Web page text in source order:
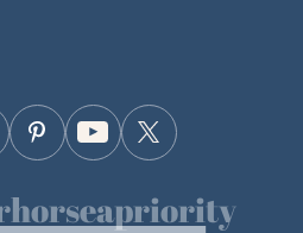
Twitter
YouTube
Pinterest